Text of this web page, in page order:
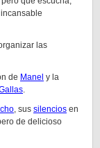
las
de Manel y la
.
, sus silencios en
de delicioso